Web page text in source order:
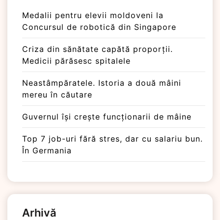
Medalii pentru elevii moldoveni la
Concursul de robotică din Singapore
Criza din sănătate capătă proporții.
Medicii părăsesc spitalele
Neastâmpăratele. Istoria a două mâini
mereu în căutare
Guvernul își crește funcționarii de mâine
Top 7 job-uri fără stres, dar cu salariu bun.
În Germania
Arhivă